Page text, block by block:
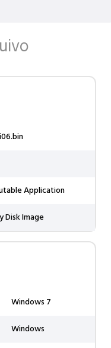
Application
Disk Image
Windows 7
Windows